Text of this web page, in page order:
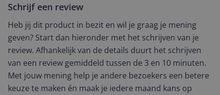
Schrijf een review
Heb jij dit product in bezit en wil je graag je mening
geven? Start dan hieronder met het schrijven van je
review. Afhankelijk van de details duurt het schrijven
van een review gemiddeld tussen de 3 en 10 minuten.
Met jouw mening help je andere bezoekers een betere
keuze te maken én maak je iedere maand kans op